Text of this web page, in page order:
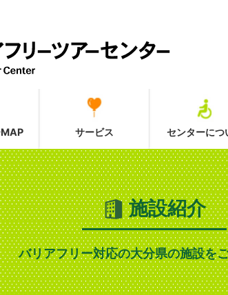
サービス センターにつ
施設紹介
バリアフリー対応の大分県の施設を